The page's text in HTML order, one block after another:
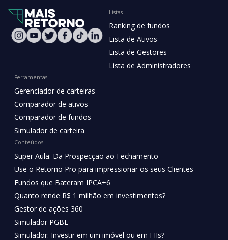
Listas
Ranking de fundos
Lista de Ativos
Lista de Gestores
Lista de Administradores
Ferramentas
Gerenciador de carteiras
Comparador de ativos
Comparador de fundos
Simulador de carteira
Conteúdos
Super Aula: Da Prospecção ao Fechamento
Use o Retorno Pro para impressionar os seus Clientes
Fundos que Bateram IPCA+6
Quanto rende R$ 1 milhão em investimentos?
Gestor de ações 360
Simulador PGBL
Simulador: Investir em um imóvel ou em FIIs?